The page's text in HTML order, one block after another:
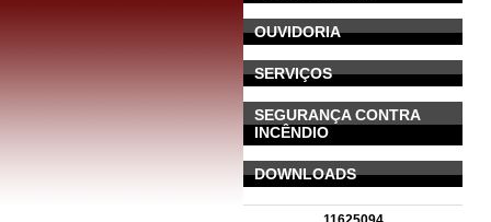
OUVIDORIA
SERVIÇOS
SEGURANÇA CONTRA
INCÊNDIO
DOWNLOADS